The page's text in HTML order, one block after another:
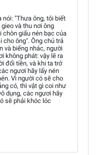
nói: "Thưa ông, tôi biết
và thu nơi ông
chôn giấu nén bạc của
cho ông". Ông chủ trả
và biếng nhác, người
không phát: vậy lẽ ra
đổi tiền, và khi ta trở
ngươi hãy lấy nén
Vì người có sẽ cho
có, thì vật gì coi như
dụng, các ngươi hãy
sẽ phải khóc lóc